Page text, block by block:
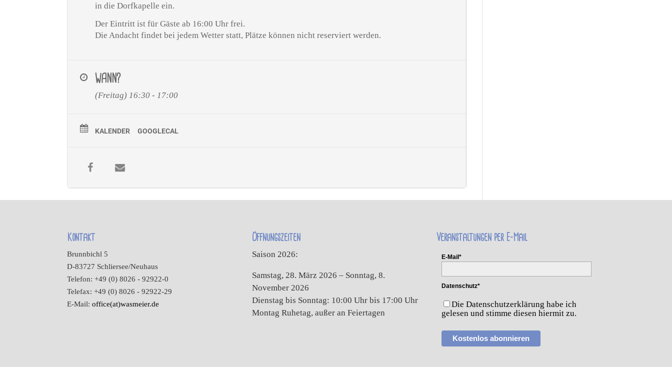
in die Dorfkapelle ein.
Der Eintritt ist für Gäste ab 16:00 Uhr frei.
Die Andacht findet bei jedem Wetter statt, Plätze können nicht reserviert werden.
WANN?
(Freitag) 16:30 - 17:00
KALENDER GOOGLECAL
Kontakt
Brunnbichl 5
D-83727 Schliersee/Neuhaus
Telefon: +49 (0) 8026 - 92922-0
Telefax: +49 (0) 8026 - 92922-29
E-Mail:office(at)wasmeier.de
Öffnungszeiten
Saison 2026:
Samstag, 28. März 2026 – Sonntag, 8.
November 2026
Dienstag bis Sonntag: 10:00 Uhr bis 17:00 Uhr
Montag Ruhetag, außer an Feiertagen
Veranstaltungen per E-Mail
E-Mail*
Datenschutz*
Die Datenschutzerklärung habe ich
gelesen und stimme diesen hiermit zu.
Kostenlos abonnieren